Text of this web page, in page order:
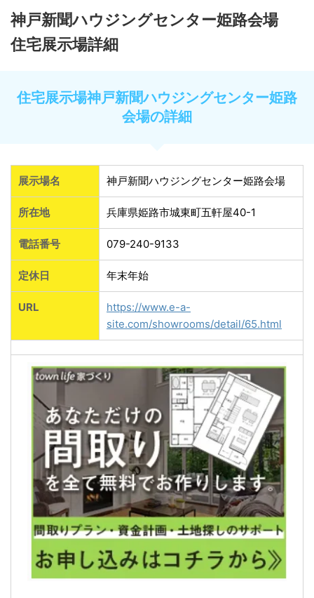
神戸新聞ハウジングセンター姫路会場
住宅展示場詳細
住宅展示場神戸新聞ハウジングセンター姫路
会場の詳細
展示場名 神戸新聞ハウジングセンター姫路会場
所在地 兵庫県姫路市城東町五軒屋40-1
電話番号 079-240-9133
定休日 年末年始
URL
https://www.e-a-
site.com/showrooms/detail/65.html